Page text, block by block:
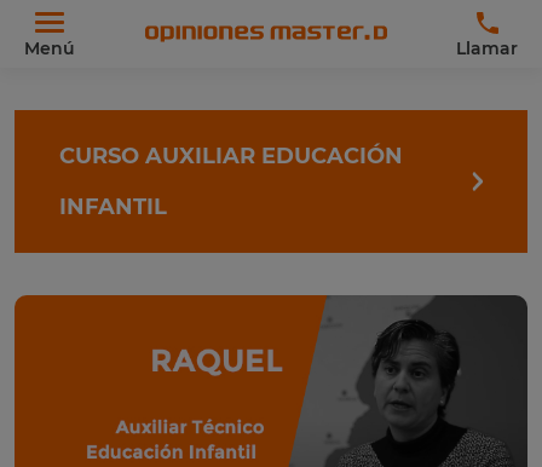
Menú Llamar
CURSO AUXILIAR EDUCACIÓN
INFANTIL